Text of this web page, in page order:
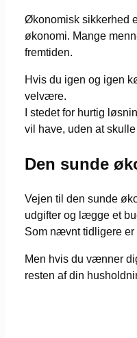
Økonomisk sikkerhed
økonomi. Mange
fremtiden.
Hvis du igen og igen
velvære.
I stedet for hurtig
vil have, uden at
Den sunde
Vejen til den sunde
udgifter og lægge et
Som nævnt tidligere
Men hvis du vænner
resten af din